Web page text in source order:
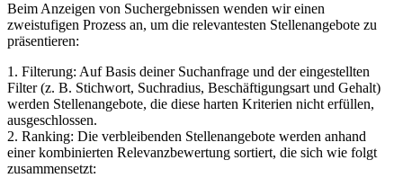
Beim Anzeigen von Suchergebnissen wenden wir einen
zweistufigen Prozess an, um die relevantesten Stellenangebote zu
präsentieren:
1. Filterung: Auf Basis deiner Suchanfrage und der eingestellten
Filter (z. B. Stichwort, Suchradius, Beschäftigungsart und Gehalt)
werden Stellenangebote, die diese harten Kriterien nicht erfüllen,
ausgeschlossen.
2. Ranking: Die verbleibenden Stellenangebote werden anhand
einer kombinierten Relevanzbewertung sortiert, die sich wie folgt
zusammensetzt: